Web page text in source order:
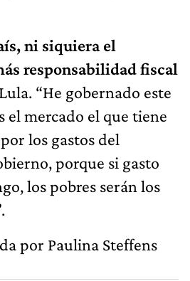
ni siquiera el
responsabilidad fiscal
“He gobernado este
el mercado el que tiene
los gastos del
porque si gasto
los pobres serán los
por Paulina Steffens